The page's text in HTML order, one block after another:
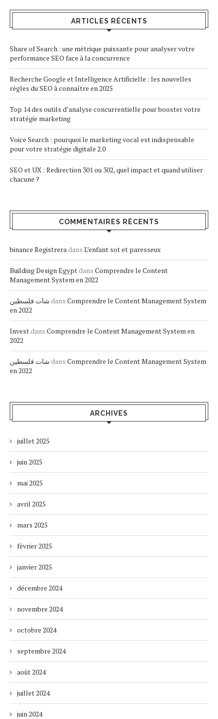
ARTICLES RÉCENTS
Share of Search : une métrique puissante pour analyser votre
performance SEO face à la concurrence
Recherche Google et Intelligence Artificielle : les nouvelles
règles du SEO à connaître en 2025
Top 14 des outils d’analyse concurrentielle pour booster votre
stratégie marketing
Voice Search : pourquoi le marketing vocal est indispensable
pour votre stratégie digitale 2.0
SEO et UX : Redirection 301 ou 302, quel impact et quand utiliser
chacune ?
COMMENTAIRES RÉCENTS
binance Registrera dans L’enfant sot et paresseux
Building Design Egyptdans Comprendre le Content
Management System en 2022
شات فلسطين dans Comprendre le Content Management System
en 2022
Investdans Comprendre le Content Management System en
2022
شات فلسطين dans Comprendre le Content Management System
en 2022
ARCHIVES
juillet 2025
juin 2025
mai 2025
avril 2025
mars 2025
février 2025
janvier 2025
décembre 2024
novembre 2024
octobre 2024
septembre 2024
août 2024
juillet 2024
juin 2024